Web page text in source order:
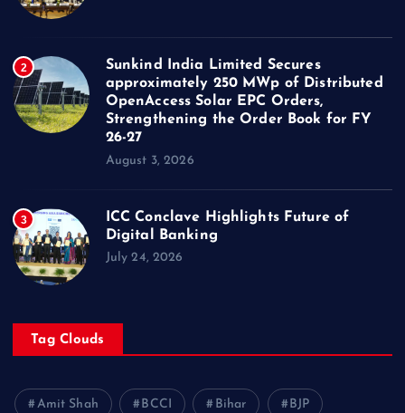
2
Sunkind India Limited Secures
approximately 250 MWp of Distributed
OpenAccess Solar EPC Orders,
Strengthening the Order Book for FY
26-27
August 3, 2026
3
ICC Conclave Highlights Future of
Digital Banking
July 24, 2026
Tag Clouds
Amit Shah BCCI Bihar BJP